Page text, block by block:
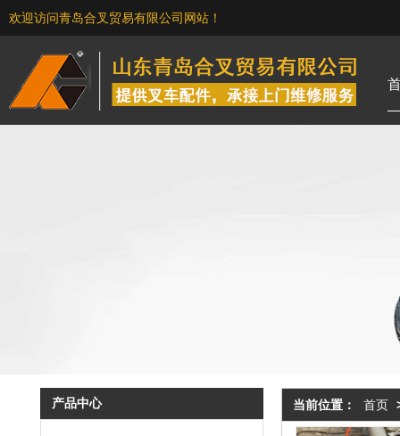
欢迎访问青岛合叉贸易有限公司网站！
产品中心 当前位置： 首页